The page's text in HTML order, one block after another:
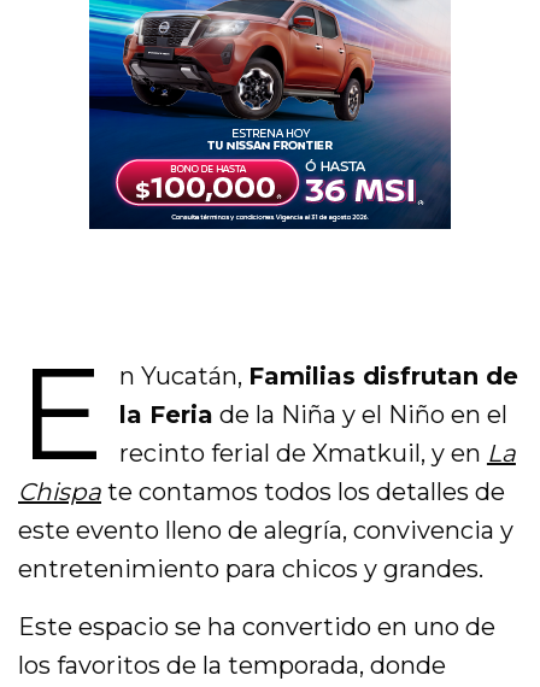
E n Yucatán, Familias disfrutan de
la Feria de la Niña y el Niño en el
recinto ferial de Xmatkuil, y en La
Chispa te contamos todos los detalles de
este evento lleno de alegría, convivencia y
entretenimiento para chicos y grandes.
Este espacio se ha convertido en uno de
los favoritos de la temporada, donde